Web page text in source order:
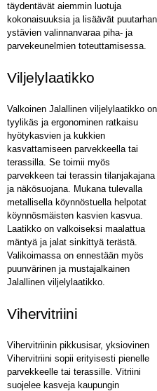
täydentävät aiemmin luotuja
kokonaisuuksia ja lisäävät puutarhan
ystävien valinnanvaraa piha- ja
parvekeunelmien toteuttamisessa.
Viljelylaatikko
Valkoinen Jalallinen viljelylaatikko on
tyylikäs ja ergonominen ratkaisu
hyötykasvien ja kukkien
kasvattamiseen parvekkeella tai
terassilla. Se toimii myös
parvekkeen tai terassin tilanjakajana
ja näkösuojana. Mukana tulevalla
metallisella köynnöstuella helpotat
köynnösmäisten kasvien kasvua.
Laatikko on valkoiseksi maalattua
mäntyä ja jalat sinkittyä terästä.
Valikoimassa on ennestään myös
puunvärinen ja mustajalkainen
Jalallinen viljelylaatikko.
Vihervitriini
Vihervitriinin pikkusisar, yksiovinen
Vihervitriini sopii erityisesti pienelle
parvekkeelle tai terassille. Vitriini
suojelee kasveja kaupungin